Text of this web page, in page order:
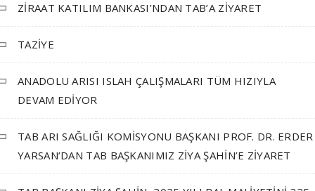
ZİRAAT KATILIM BANKASI’NDAN TAB’A ZİYARET
TAZİYE
ANADOLU ARISI ISLAH ÇALIŞMALARI TÜM HIZIYLA
DEVAM EDİYOR
TAB ARI SAĞLIĞI KOMİSYONU BAŞKANI PROF. DR. ERDER
YARSAN’DAN TAB BAŞKANIMIZ ZİYA ŞAHİN’E ZİYARET